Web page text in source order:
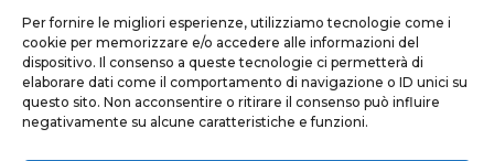
Per fornire le migliori esperienze, utilizziamo tecnologie come i
cookie per memorizzare e/o accedere alle informazioni del
dispositivo. Il consenso a queste tecnologie ci permetterà di
elaborare dati come il comportamento di navigazione o ID unici su
questo sito. Non acconsentire o ritirare il consenso può influire
negativamente su alcune caratteristiche e funzioni.
Account
Login